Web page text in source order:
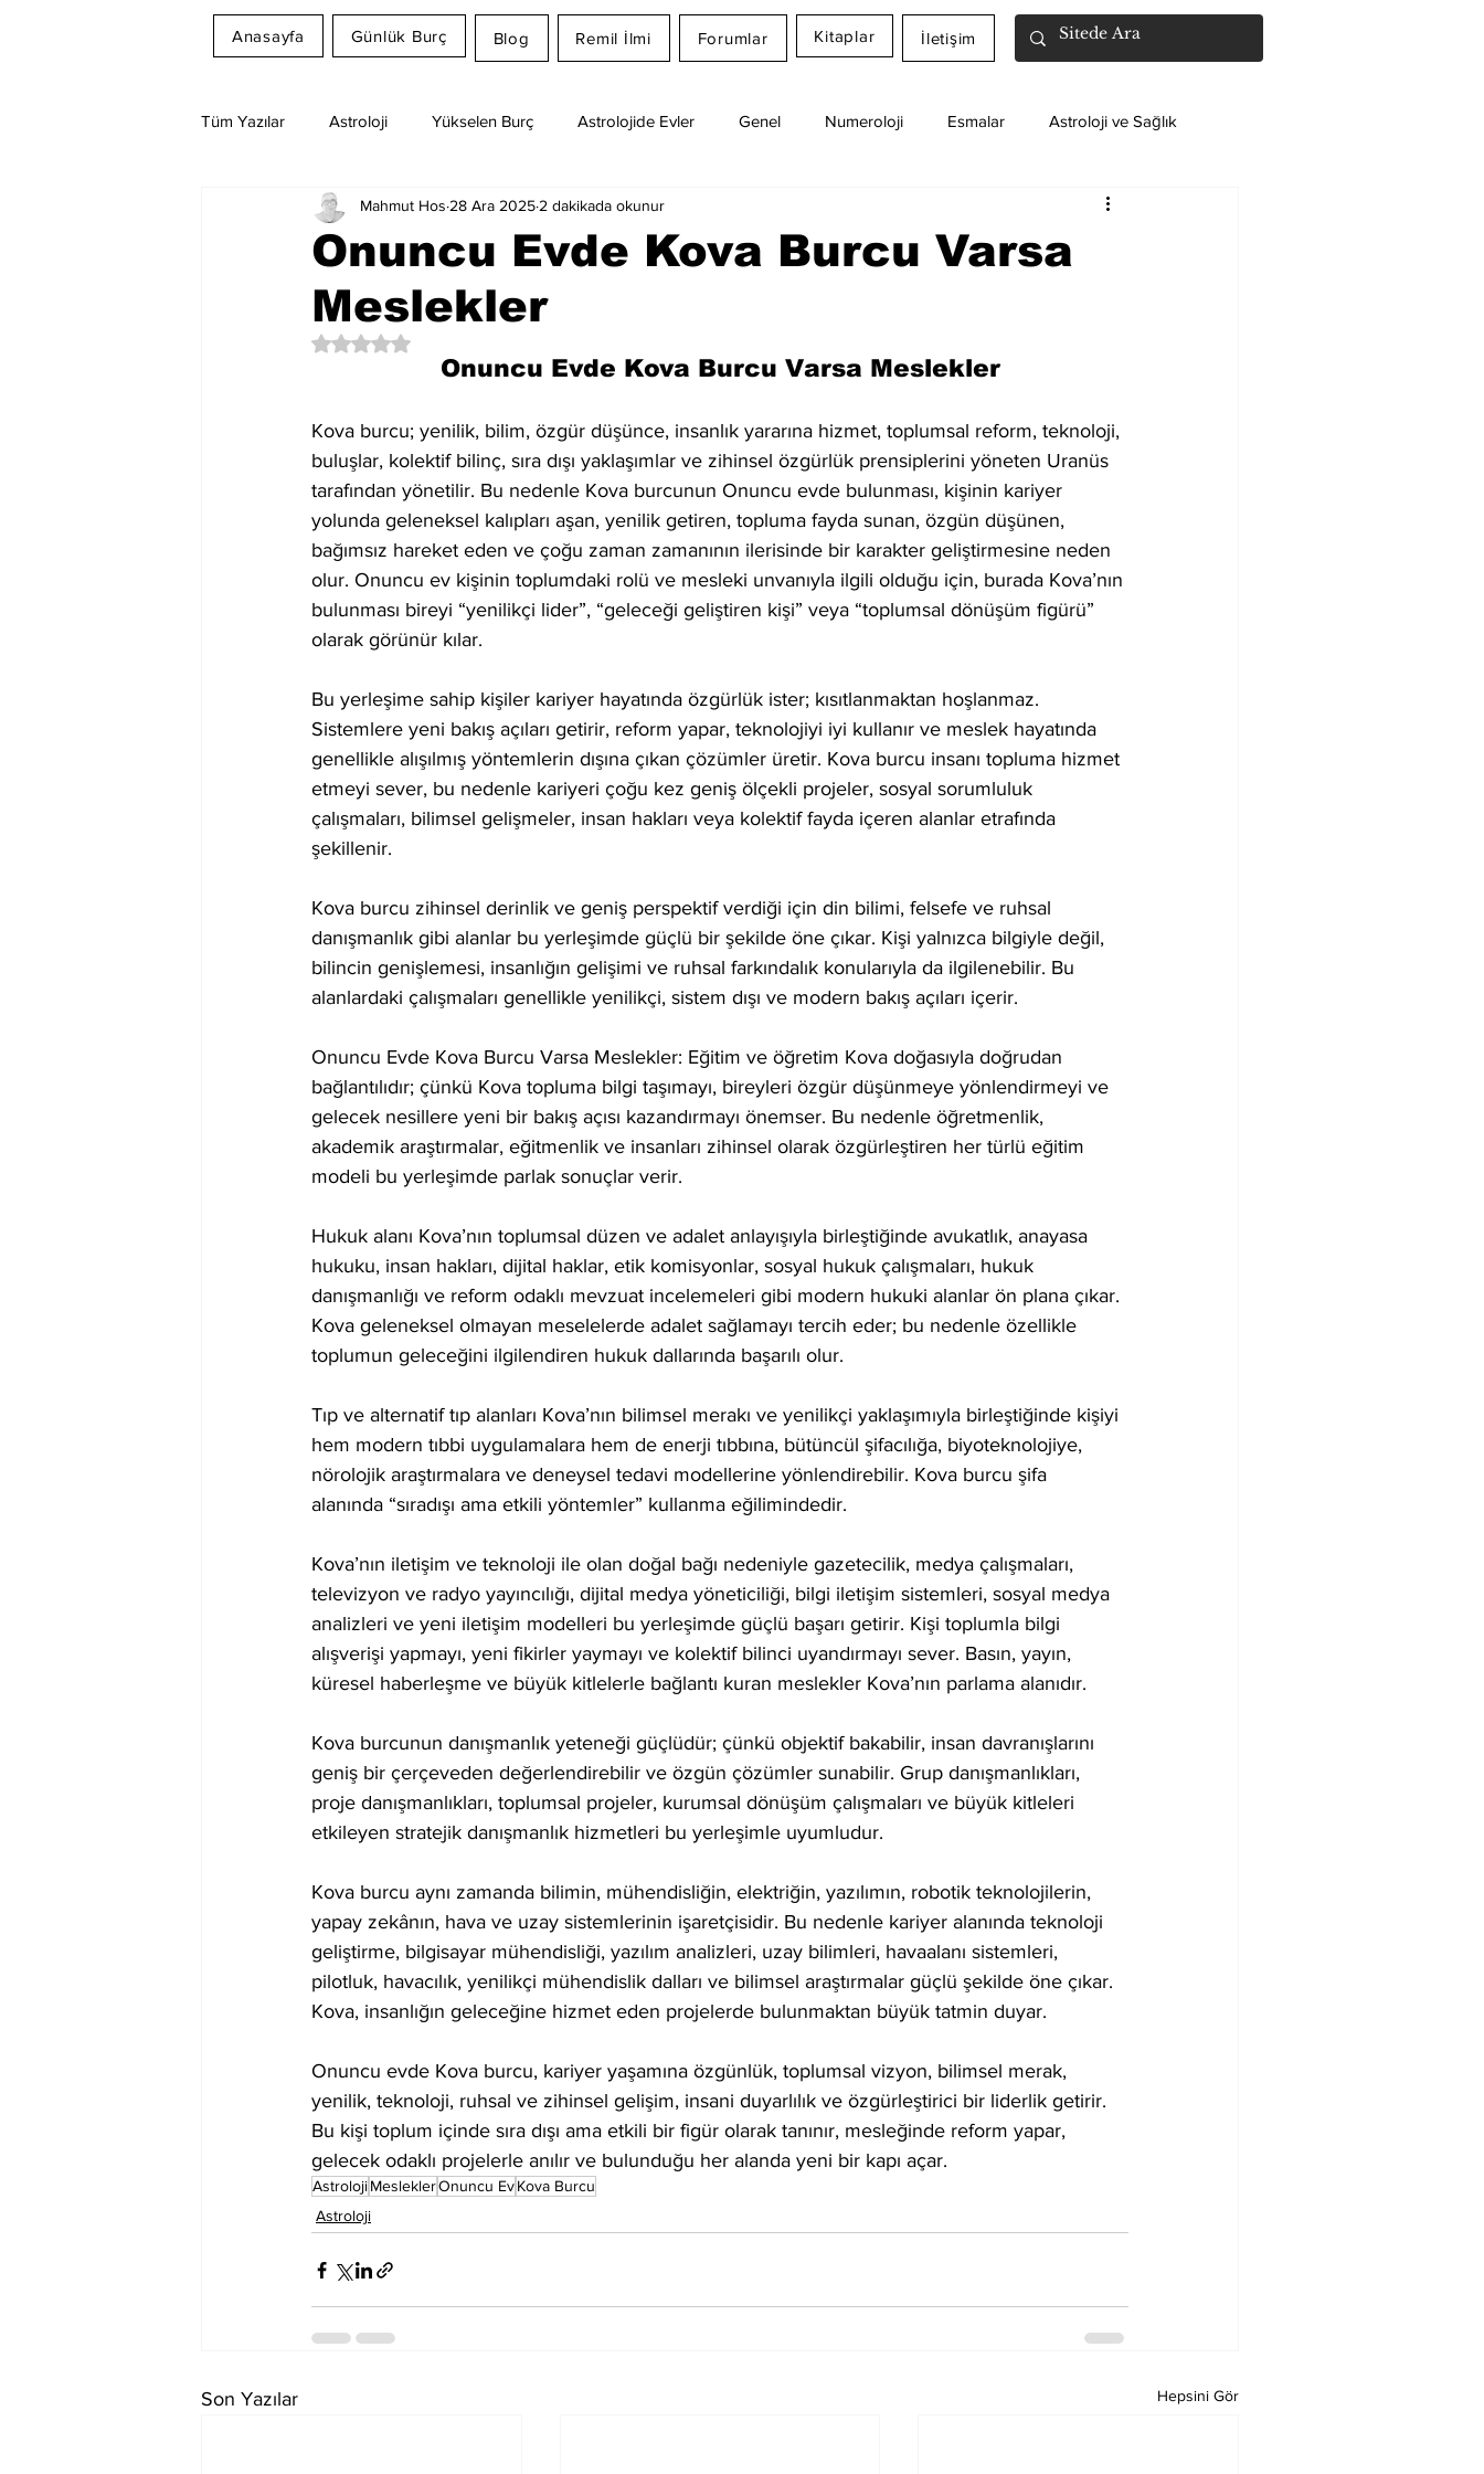
Anasayfa Günlük Burç Blog Remil İlmi Forumlar Kitaplar İletişim
Tüm Yazılar Astroloji Yükselen Burç Astrolojide Evler Genel Numeroloji Esmalar Astroloji ve Sağlık
Rüya Tabirleri Ay Burcu Günlük Burç Yorumları
Onuncu Evde Kova Burcu Varsa
Meslekler
Mahmut Hos 28 Ara 2025 2 dakikada okunur
5 üzerinden NaN yıldız
Onuncu Evde Kova Burcu Varsa Meslekler
Kova burcu; yenilik, bilim, özgür düşünce, insanlık yararına hizmet, toplumsal reform, teknoloji,
buluşlar, kolektif bilinç, sıra dışı yaklaşımlar ve zihinsel özgürlük prensiplerini yöneten Uranüs
tarafından yönetilir. Bu nedenle Kova burcunun Onuncu evde bulunması, kişinin kariyer
yolunda geleneksel kalıpları aşan, yenilik getiren, topluma fayda sunan, özgün düşünen,
bağımsız hareket eden ve çoğu zaman zamanının ilerisinde bir karakter geliştirmesine neden
olur. Onuncu ev kişinin toplumdaki rolü ve mesleki unvanıyla ilgili olduğu için, burada Kova’nın
bulunması bireyi “yenilikçi lider”, “geleceği geliştiren kişi” veya “toplumsal dönüşüm figürü”
olarak görünür kılar.
Bu yerleşime sahip kişiler kariyer hayatında özgürlük ister; kısıtlanmaktan hoşlanmaz.
Sistemlere yeni bakış açıları getirir, reform yapar, teknolojiyi iyi kullanır ve meslek hayatında
genellikle alışılmış yöntemlerin dışına çıkan çözümler üretir. Kova burcu insanı topluma hizmet
etmeyi sever, bu nedenle kariyeri çoğu kez geniş ölçekli projeler, sosyal sorumluluk
çalışmaları, bilimsel gelişmeler, insan hakları veya kolektif fayda içeren alanlar etrafında
şekillenir.
Kova burcu zihinsel derinlik ve geniş perspektif verdiği için din bilimi, felsefe ve ruhsal
danışmanlık gibi alanlar bu yerleşimde güçlü bir şekilde öne çıkar. Kişi yalnızca bilgiyle değil,
bilincin genişlemesi, insanlığın gelişimi ve ruhsal farkındalık konularıyla da ilgilenebilir. Bu
alanlardaki çalışmaları genellikle yenilikçi, sistem dışı ve modern bakış açıları içerir.
Onuncu Evde Kova Burcu Varsa Meslekler: Eğitim ve öğretim Kova doğasıyla doğrudan
bağlantılıdır; çünkü Kova topluma bilgi taşımayı, bireyleri özgür düşünmeye yönlendirmeyi ve
gelecek nesillere yeni bir bakış açısı kazandırmayı önemser. Bu nedenle öğretmenlik,
akademik araştırmalar, eğitmenlik ve insanları zihinsel olarak özgürleştiren her türlü eğitim
modeli bu yerleşimde parlak sonuçlar verir.
Hukuk alanı Kova’nın toplumsal düzen ve adalet anlayışıyla birleştiğinde avukatlık, anayasa
hukuku, insan hakları, dijital haklar, etik komisyonlar, sosyal hukuk çalışmaları, hukuk
danışmanlığı ve reform odaklı mevzuat incelemeleri gibi modern hukuki alanlar ön plana çıkar.
Kova geleneksel olmayan meselelerde adalet sağlamayı tercih eder; bu nedenle özellikle
toplumun geleceğini ilgilendiren hukuk dallarında başarılı olur.
Tıp ve alternatif tıp alanları Kova’nın bilimsel merakı ve yenilikçi yaklaşımıyla birleştiğinde kişiyi
hem modern tıbbi uygulamalara hem de enerji tıbbına, bütüncül şifacılığa, biyoteknolojiye,
nörolojik araştırmalara ve deneysel tedavi modellerine yönlendirebilir. Kova burcu şifa
alanında “sıradışı ama etkili yöntemler” kullanma eğilimindedir.
Kova’nın iletişim ve teknoloji ile olan doğal bağı nedeniyle gazetecilik, medya çalışmaları,
televizyon ve radyo yayıncılığı, dijital medya yöneticiliği, bilgi iletişim sistemleri, sosyal medya
analizleri ve yeni iletişim modelleri bu yerleşimde güçlü başarı getirir. Kişi toplumla bilgi
alışverişi yapmayı, yeni fikirler yaymayı ve kolektif bilinci uyandırmayı sever. Basın, yayın,
küresel haberleşme ve büyük kitlelerle bağlantı kuran meslekler Kova’nın parlama alanıdır.
Kova burcunun danışmanlık yeteneği güçlüdür; çünkü objektif bakabilir, insan davranışlarını
geniş bir çerçeveden değerlendirebilir ve özgün çözümler sunabilir. Grup danışmanlıkları,
proje danışmanlıkları, toplumsal projeler, kurumsal dönüşüm çalışmaları ve büyük kitleleri
etkileyen stratejik danışmanlık hizmetleri bu yerleşimle uyumludur.
Kova burcu aynı zamanda bilimin, mühendisliğin, elektriğin, yazılımın, robotik teknolojilerin,
yapay zekânın, hava ve uzay sistemlerinin işaretçisidir. Bu nedenle kariyer alanında teknoloji
geliştirme, bilgisayar mühendisliği, yazılım analizleri, uzay bilimleri, havaalanı sistemleri,
pilotluk, havacılık, yenilikçi mühendislik dalları ve bilimsel araştırmalar güçlü şekilde öne çıkar.
Kova, insanlığın geleceğine hizmet eden projelerde bulunmaktan büyük tatmin duyar.
Onuncu evde Kova burcu, kariyer yaşamına özgünlük, toplumsal vizyon, bilimsel merak,
yenilik, teknoloji, ruhsal ve zihinsel gelişim, insani duyarlılık ve özgürleştirici bir liderlik getirir.
Bu kişi toplum içinde sıra dışı ama etkili bir figür olarak tanınır, mesleğinde reform yapar,
gelecek odaklı projelerle anılır ve bulunduğu her alanda yeni bir kapı açar.
AstrolojiMesleklerOnuncu EvKova Burcu
Astroloji
Son Yazılar Hepsini Gör